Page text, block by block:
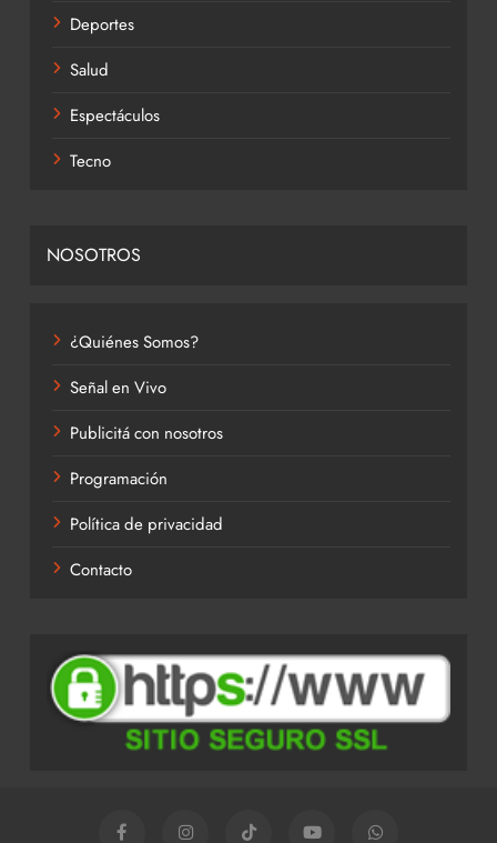
Deportes
Salud
Espectáculos
Tecno
NOSOTROS
¿Quiénes Somos?
Señal en Vivo
Publicitá con nosotros
Programación
Política de privacidad
Contacto